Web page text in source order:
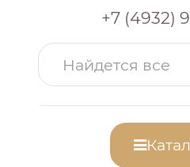
+7 (4932)